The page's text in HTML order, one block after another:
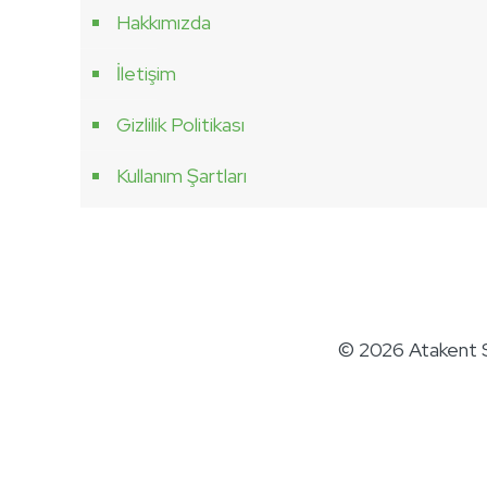
Hakkımızda
İletişim
Gizlilik Politikası
Kullanım Şartları
© 2026 Atakent